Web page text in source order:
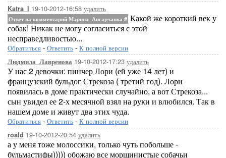
Katra_I 19-10-2012-16:58 удалить
Ответ на комментарий Марина_Ангарчанка # Какой же короткий век у
собак! Никак не могу согласиться с этой
несправедливостью...
Обратиться - Ответить - К полной версии
Людмила_Лавренова 19-10-2012-17:23 удалить
У нас 2 девочки: пинчер Лори (ей уже 14 лет) и
французский бульдог Стрекоза ( третий год). Лори
появилась в доме практически случайно, а вот Стрекоза...
сын увидел ее 2-х месячной взял на руки и влюбился. Так в
нашем доме и живут два этих чуда.
Обратиться - Ответить - К полной версии
roald 19-10-2012-20:54 удалить
а у меня тоже молоссики, только чуть побольше -
бульмастифы))))) обожаю все морщинистые собачьи